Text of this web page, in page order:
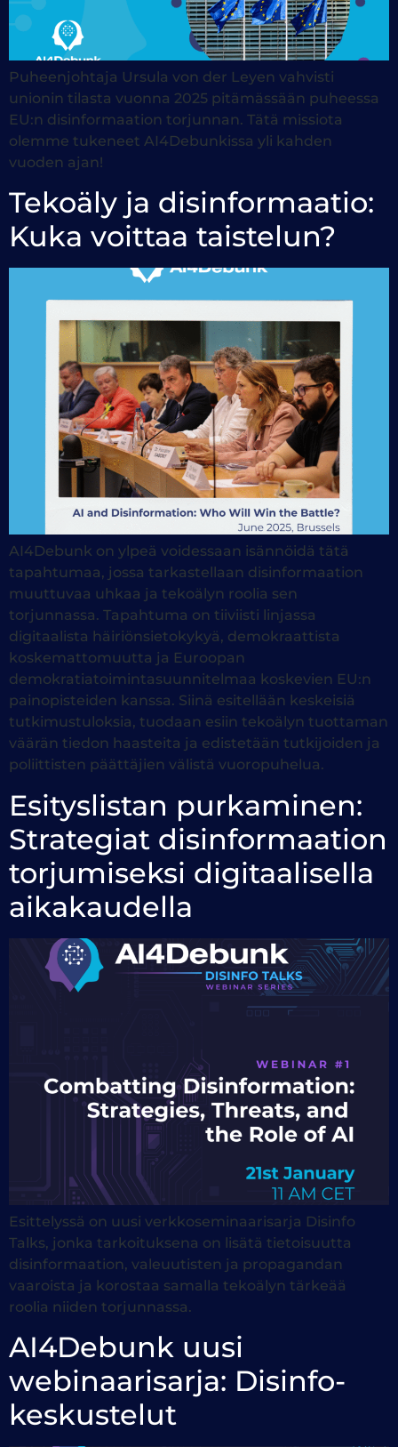
Puheenjohtaja Ursula von der Leyen vahvisti
unionin tilasta vuonna 2025 pitämässään puheessa
EU:n disinformaation torjunnan. Tätä missiota
olemme tukeneet AI4Debunkissa yli kahden
vuoden ajan!
Tekoäly ja disinformaatio:
Kuka voittaa taistelun?
AI4Debunk on ylpeä voidessaan isännöidä tätä
tapahtumaa, jossa tarkastellaan disinformaation
muuttuvaa uhkaa ja tekoälyn roolia sen
torjunnassa. Tapahtuma on tiiviisti linjassa
digitaalista häiriönsietokykyä, demokraattista
koskemattomuutta ja Euroopan
demokratiatoimintasuunnitelmaa koskevien EU:n
painopisteiden kanssa. Siinä esitellään keskeisiä
tutkimustuloksia, tuodaan esiin tekoälyn tuottaman
väärän tiedon haasteita ja edistetään tutkijoiden ja
poliittisten päättäjien välistä vuoropuhelua.
Esityslistan purkaminen:
Strategiat disinformaation
torjumiseksi digitaalisella
aikakaudella
Esittelyssä on uusi verkkoseminaarisarja Disinfo
Talks, jonka tarkoituksena on lisätä tietoisuutta
disinformaation, valeuutisten ja propagandan
vaaroista ja korostaa samalla tekoälyn tärkeää
roolia niiden torjunnassa.
AI4Debunk uusi
webinaarisarja: Disinfo-
keskustelut